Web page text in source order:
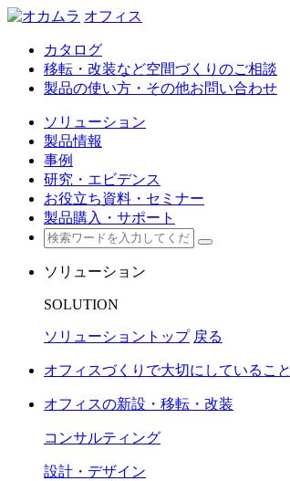
オフィス
カタログ
移転・改装など空間づくりのご相談
製品の使い方・その他お問い合わせ
ソリューション
製品情報
事例
研究・エビデンス
お役立ち資料・セミナー
製品購入・サポート
ソリューション
SOLUTION
ソリューショントップ 戻る
オフィスづくりで大切にしていること
オフィスの新設・移転・改装
コンサルティング
設計・デザイン